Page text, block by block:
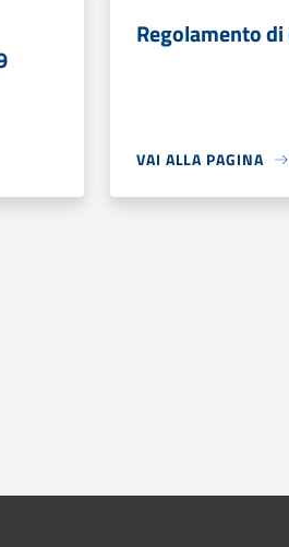
Regolamento
VAI ALLA PAGINA